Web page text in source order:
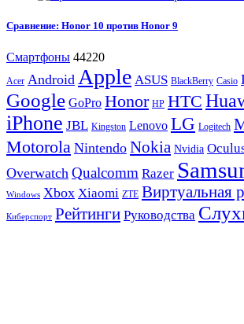
Сравнение: Honor 10 против Honor 9
Смартфоны 44220
Acer Android Apple ASUS BlackBerry Casio
Google GoPro Honor HP HTC
iPhone JBL Kingston Lenovo LG Logitech
Motorola Nintendo Nokia Nvidia
Overwatch Qualcomm Razer
Windows Xbox Xiaomi ZTE Виртуальная
Киберспорт Рейтинги Руководства